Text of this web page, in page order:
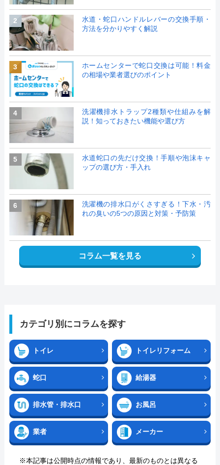
2
水道・蛇口ハンドルレバーの交換手順・
方法を分かりやすく解説
3
ホームセンターで蛇口交換は可能！料金
の相場や業者選びのポイント
4
洗濯機排水トラップ2種類や仕組みを解
説！知っておきたい機能や選び方
5
水道蛇口の先だけ交換！手順や泡沫キャ
ップの選び方・手入れ
6
洗濯機の排水口がくさすぎる！下水・汚
れの臭いの5つの原因と対策・予防策
コラム一覧を見る
カテゴリ別にコラムを探す
トイレ トイレリフォーム
蛇口 給湯器
排水管・排水口 お風呂
業者 メーカー
※本記事は公開時点の情報であり、最新のものとは異なる